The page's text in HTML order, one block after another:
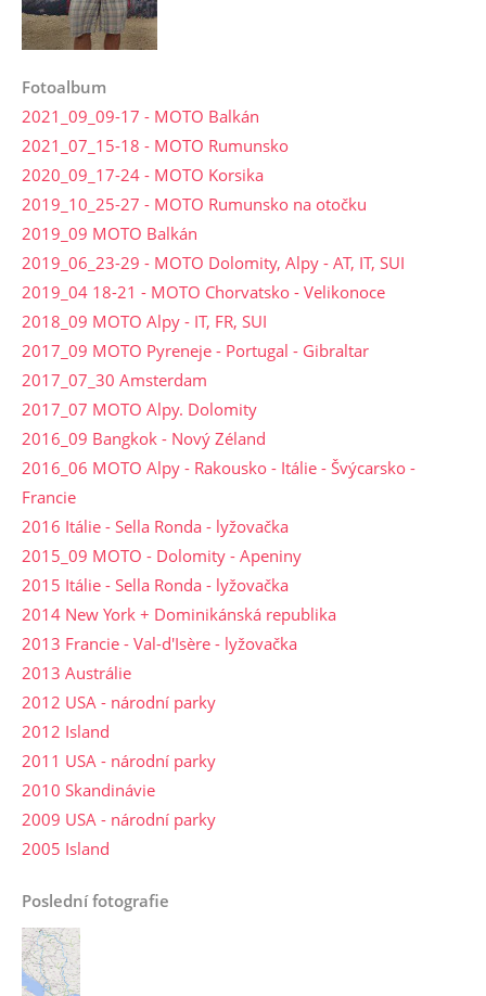
Fotoalbum
2021_09_09-17 - MOTO Balkán
2021_07_15-18 - MOTO Rumunsko
2020_09_17-24 - MOTO Korsika
2019_10_25-27 - MOTO Rumunsko na otočku
2019_09 MOTO Balkán
2019_06_23-29 - MOTO Dolomity, Alpy - AT, IT, SUI
2019_04 18-21 - MOTO Chorvatsko - Velikonoce
2018_09 MOTO Alpy - IT, FR, SUI
2017_09 MOTO Pyreneje - Portugal - Gibraltar
2017_07_30 Amsterdam
2017_07 MOTO Alpy. Dolomity
2016_09 Bangkok - Nový Zéland
2016_06 MOTO Alpy - Rakousko - Itálie - Švýcarsko -
Francie
2016 Itálie - Sella Ronda - lyžovačka
2015_09 MOTO - Dolomity - Apeniny
2015 Itálie - Sella Ronda - lyžovačka
2014 New York + Dominikánská republika
2013 Francie - Val-d'Isère - lyžovačka
2013 Austrálie
2012 USA - národní parky
2012 Island
2011 USA - národní parky
2010 Skandinávie
2009 USA - národní parky
2005 Island
Poslední fotografie